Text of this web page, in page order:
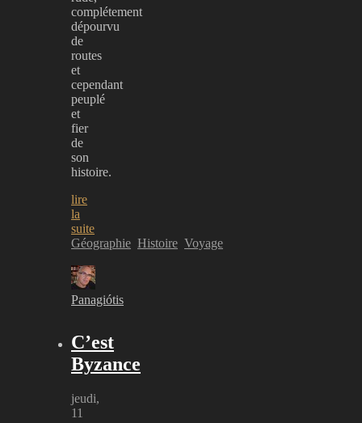
complétement
dépourvu
de
routes
et
cependant
peuplé
et
fier
de
son
histoire.
lire
la
suite
Géographie Histoire Voyage
Panagiótis
C’est
Byzance
jeudi,
11